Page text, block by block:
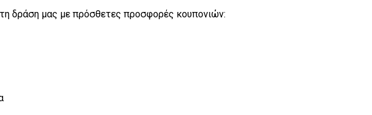
τη δράση μας με πρόσθετες προσφορές κουπονιών: